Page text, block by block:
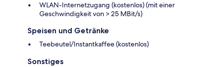
WLAN-Internetzugang (kostenlos) (mit einer
Geschwindigkeit von > 25 MBit/s)
Speisen und Getränke
Teebeutel/Instantkaffee (kostenlos)
Sonstiges